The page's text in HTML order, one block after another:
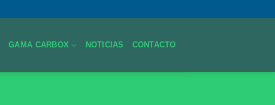
GAMA CARBOX NOTICIAS CONTACTO